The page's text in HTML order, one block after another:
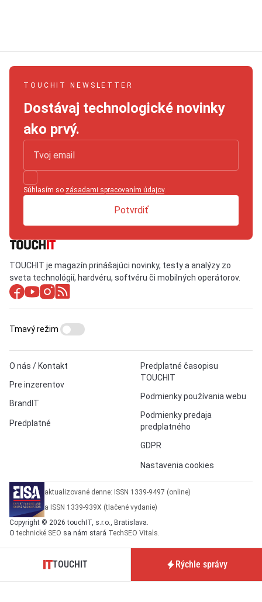
TOUCHIT NEWSLETTER
Dostávaj technologické novinky
ako prvý.
Súhlasím so zásadami spracovaním údajov.
Potvrdiť
TOUCHIT je magazín prinášajúci novinky, testy a analýzy zo
sveta technológií, hardvéru, softvéru či mobilných operátorov.
O nás / Kontakt
Pre inzerentov
BrandIT
Predplatné
Predplatné časopisu
TOUCHIT
Podmienky používania webu
Podmienky predaja
predplatného
GDPR
Nastavenia cookies
Tmavý režim
aktualizované denne: ISSN 1339-9497 (online)
a ISSN 1339-939X (tlačené vydanie)
Copyright © 2026 touchIT, s.r.o., Bratislava.
Otechnické SEO sa nám stará TechSEO Vitals
TOUCHIT Rýchle správy